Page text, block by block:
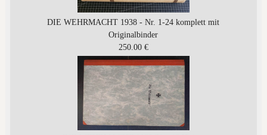
DIE WEHRMACHT 1938 - Nr. 1-24 komplett mit
Originalbinder
250.00 €